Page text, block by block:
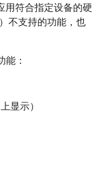
用符合指定设备的硬
不支持的功能，也
：
显示）